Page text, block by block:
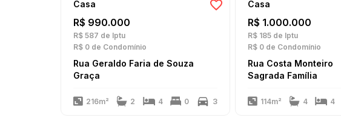
Casa
R$ 990.000
R$ 587 de Iptu
R$ 0 de Condomínio
Rua Geraldo Faria de Souza
Graça
216m² 2 4 0 3
Casa
R$ 1.000.000
R$ 185 de Iptu
R$ 0 de Condomínio
Rua Costa Monteiro
Sagrada Família
114m² 4 4